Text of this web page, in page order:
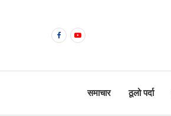
समाचार ठूलो पर्दा